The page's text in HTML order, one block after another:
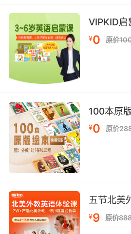
8. For your own safety,
conveyor belts.
为了您的安全着想 请不要靠近
9. Guy lost his hand
malfunction.
10. I've been here 15
jams on a conveyor belt.
我到这儿才15分钟 传送带上
VIPKID启
¥0 原价
100本原
¥0 原价
五节北美
¥9 原价